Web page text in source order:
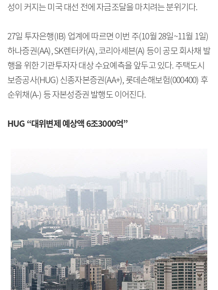
성이 커지는 미국 대선 전에 자금조달을 마치려는 분위기다.
27일 투자은행(IB) 업계에 따르면 이번 주(10월 28일~11월 1일)
하나증권(AA), SK렌터카(A), 코리아세븐(A) 등이 공모 회사채 발
행을 위한 기관투자자 대상 수요예측을 앞두고 있다. 주택도시
보증공사(HUG) 신종자본증권(AA+), 롯데손해보험(000400) 후
순위채(A-) 등 자본성증권 발행도 이어진다.
HUG “대위변제 예상액 6조3000억”